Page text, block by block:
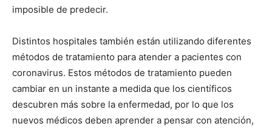
imposible de predecir.
Distintos hospitales también están utilizando diferentes
métodos de tratamiento para atender a pacientes con
coronavirus. Estos métodos de tratamiento pueden
cambiar en un instante a medida que los científicos
descubren más sobre la enfermedad, por lo que los
nuevos médicos deben aprender a pensar con atención,